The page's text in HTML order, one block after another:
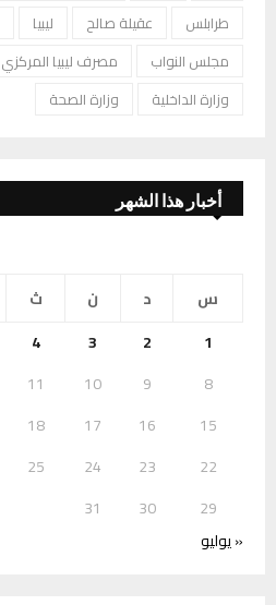
طرابلس
عقيلة صالح ليبيا
مجلس النواب
مصرف ليبيا المركزي
وزارة الداخلية
وزارة الصحة
أخبار هذا الشهر
س
د ن ث
1
2
3
4
8
9
10
11
15
16
17
18
22
23
24
25
29
30
31
« يوليو